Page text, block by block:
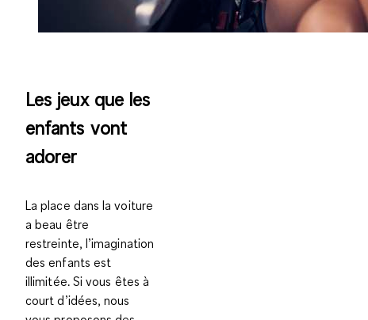
Les jeux que les
enfants vont
adorer
La place dans la voiture
a beau être
restreinte, l’imagination
des enfants est
illimitée. Si vous êtes à
court d’idées, nous